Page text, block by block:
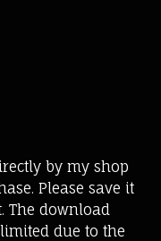
by my shop
Please save it
The download
due to the